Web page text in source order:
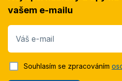
vašem e-mailu
Váš e-mail
Souhlasím se zpracováním